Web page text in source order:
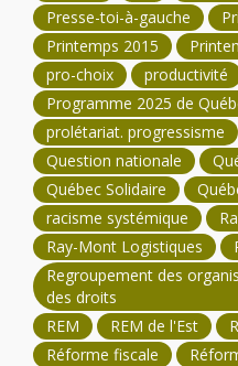
Presse-toi-à-gauche
Printemps 2015
pro-choix
productivité
Programme 2025 de
prolétariat. progressisme
Question nationale
Québec Solidaire
racisme systémique
Ray-Mont Logistiques
Regroupement des
des droits
REM
REM de l'Est
Réforme fiscale